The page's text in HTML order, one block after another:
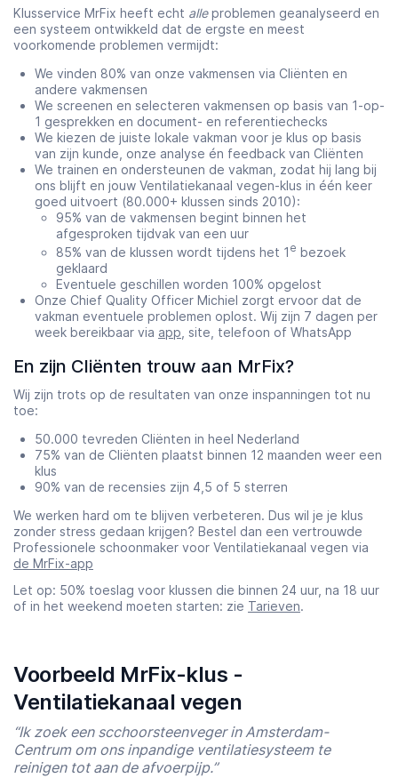
Klusservice MrFix heeft echt alleproblemen geanalyseerd en
een systeem ontwikkeld dat de ergste en meest
voorkomende problemen vermijdt:
We vinden 80% van onze vakmensen via Cliënten en
andere vakmensen
We screenen en selecteren vakmensen op basis van 1-op-
1 gesprekken en document- en referentiechecks
We kiezen de juiste lokale vakman voor je klus op basis
van zijn kunde, onze analyse én feedback van Cliënten
We trainen en ondersteunen de vakman, zodat hij lang bij
ons blijft en jouw Ventilatiekanaal vegen-klus in één keer
goed uitvoert (80.000+ klussen sinds 2010):
95% van de vakmensen begint binnen het
afgesproken tijdvak van een uur
85% van de klussen wordt tijdens het 1 e bezoek
geklaard
Eventuele geschillen worden 100% opgelost
Onze Chief Quality Officer Michiel zorgt ervoor dat de
vakman eventuele problemen oplost. Wij zijn 7 dagen per
week bereikbaar via app , site, telefoon of WhatsApp
En zijn Cliënten trouw aan MrFix?
Wij zijn trots op de resultaten van onze inspanningen tot nu
toe:
50.000 tevreden Cliënten in heel Nederland
75% van de Cliënten plaatst binnen 12 maanden weer een
klus
90% van de recensies zijn 4,5 of 5 sterren
We werken hard om te blijven verbeteren. Dus wil je je klus
zonder stress gedaan krijgen? Bestel dan een vertrouwde
Professionele schoonmaker voor Ventilatiekanaal vegen via
de MrFix-app
Let op: 50% toeslag voor klussen die binnen 24 uur, na 18 uur
of in het weekend moeten starten: zie Tarieven.
Voorbeeld MrFix-klus -
Ventilatiekanaal vegen
“Ik zoek een scchoorsteenveger in Amsterdam-
Centrum om ons inpandige ventilatiesysteem te
reinigen tot aan de afvoerpijp.”